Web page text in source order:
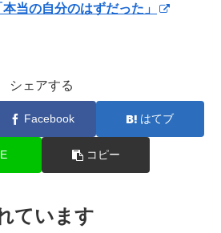
当の自分のはずだった」
シェアする
Facebook はてブ
コピー
ています